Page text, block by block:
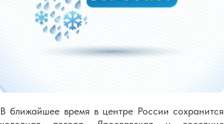
В ближайшее время в центре России сохранится